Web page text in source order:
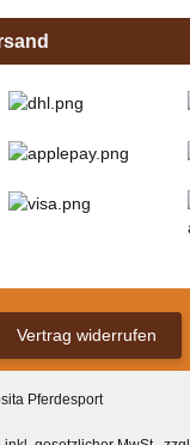
Vertrag widerrufen
Pferdesport